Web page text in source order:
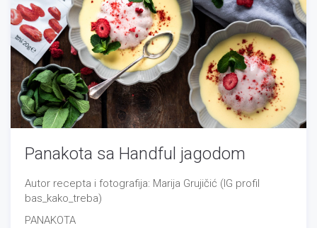
Panakota sa Handful jagodom
Autor recepta i fotografija: Marija Grujičić (IG profil
bas_kako_treba)
PANAKOTA